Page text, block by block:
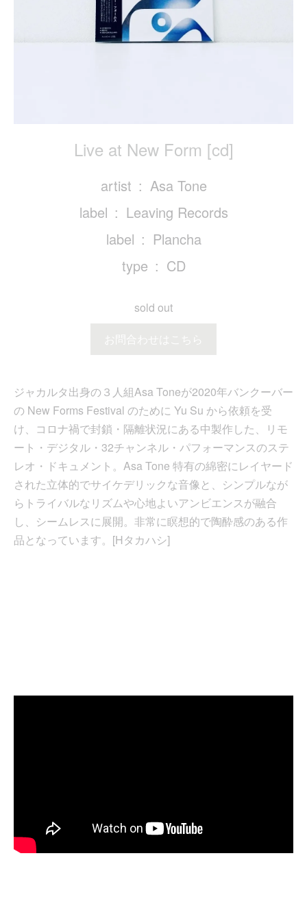
Live at New Form [cd]
artist
Asa Tone
label
Leaving Records
label
Plancha
type
CD
sold out
お問合わせはこちら
ジャカルタ出身の３人組Asa Toneが2020年バンクーバー
の New Forms Festival のために Yu Su から依頼を受
け、コロナ禍で封鎖・隔離状況にある中製作した、リモ
ート・デジタル・32チャンネル・パフォーマンスのステ
レオ・ドキュメント。Asa Tone 特有の綿密にレイヤード
された立体的でサイケデリックな音像と、シンプルなが
らトライバルなリズムや心地よいアンビエンスが融合
し、シームレスに展開。非常に瞑想的で陶酔感のある作
品となっています。[Hタカハシ]